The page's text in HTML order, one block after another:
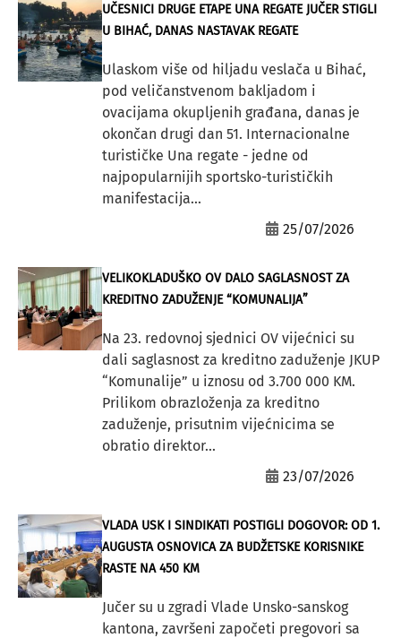
UČESNICI DRUGE ETAPE UNA REGATE JUČER STIGLI
U BIHAĆ, DANAS NASTAVAK REGATE
Ulaskom više od hiljadu veslača u Bihać,
pod veličanstvenom bakljadom i
ovacijama okupljenih građana, danas je
okončan drugi dan 51. Internacionalne
turističke Una regate - jedne od
najpopularnijih sportsko-turističkih
manifestacija...
25/07/2026
VELIKOKLADUŠKO OV DALO SAGLASNOST ZA
KREDITNO ZADUŽENJE “KOMUNALIJA”
Na 23. redovnoj sjednici OV vijećnici su
dali saglasnost za kreditno zaduženje JKUP
“Komunalije” u iznosu od 3.700 000 KM.
Prilikom obrazloženja za kreditno
zaduženje, prisutnim vijećnicima se
obratio direktor...
23/07/2026
VLADA USK I SINDIKATI POSTIGLI DOGOVOR: OD 1.
AUGUSTA OSNOVICA ZA BUDŽETSKE KORISNIKE
RASTE NA 450 KM
Jučer su u zgradi Vlade Unsko-sanskog
kantona, završeni započeti pregovori sa